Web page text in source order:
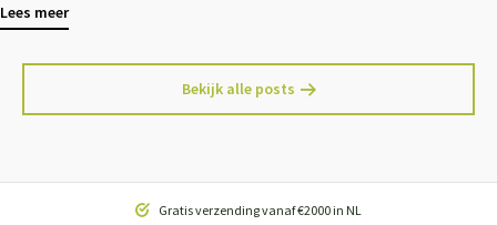
Lees meer
Bekijk alle posts
Gratis verzending vanaf €2000 in NL